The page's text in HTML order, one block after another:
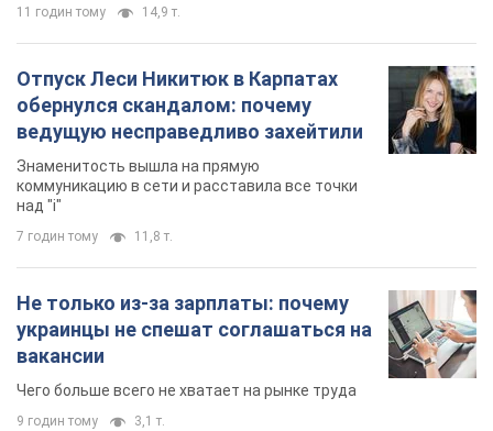
11 годин тому 14,9 т.
Отпуск Леси Никитюк в Карпатах
обернулся скандалом: почему
ведущую несправедливо захейтили
Знаменитость вышла на прямую
коммуникацию в сети и расставила все точки
над "i"
7 годин тому 11,8 т.
Не только из-за зарплаты: почему
украинцы не спешат соглашаться на
вакансии
Чего больше всего не хватает на рынке труда
9 годин тому 3,1 т.